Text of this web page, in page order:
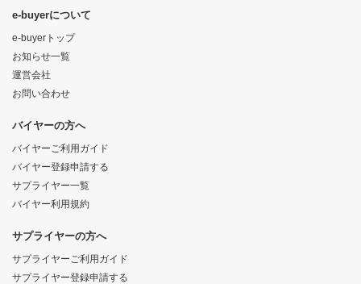
e-buyerについて
e-buyerトップ
お知らせ一覧
運営会社
お問い合わせ
バイヤーの方へ
バイヤーご利用ガイド
バイヤー登録申請する
サプライヤー一覧
バイヤー利用規約
サプライヤーの方へ
サプライヤーご利用ガイド
サプライヤー登録申請する